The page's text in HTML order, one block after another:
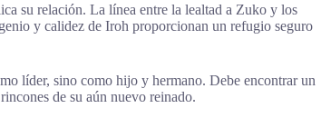
su relación. La línea entre la lealtad a Zuko y los
y calidez de Iroh proporcionan un refugio seguro
líder, sino como hijo y hermano. Debe encontrar un
de su aún nuevo reinado.